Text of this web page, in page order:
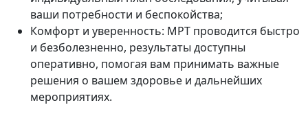
ваши потребности и беспокойства;
Комфорт и уверенность: МРТ проводится быстро
и безболезненно, результаты доступны
оперативно, помогая вам принимать важные
решения о вашем здоровье и дальнейших
мероприятиях.